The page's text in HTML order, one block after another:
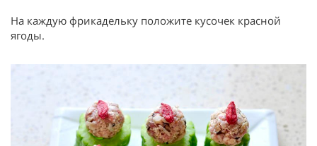
На каждую фрикадельку положите кусочек красной
ягоды.